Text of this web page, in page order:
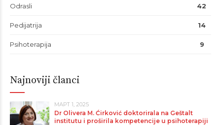
Odrasli 42
Pedijatrija 14
Psihoterapija 9
Najnoviji članci
МАРТ 1, 2025
Dr Olivera M. Ćirković doktorirala na Geštalt
institutu i proširila kompetencije u psihoterapiji